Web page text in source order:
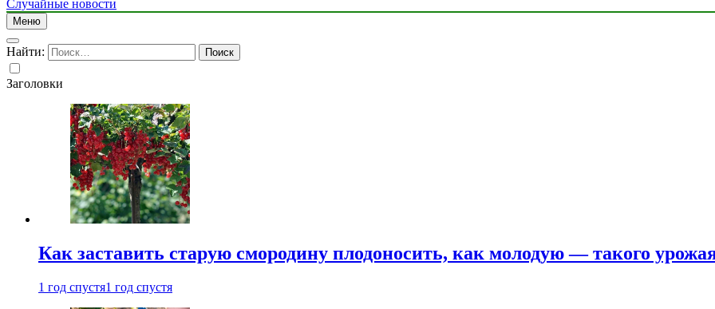
Случайные новости
Меню
Найти:
Заголовки
Как заставить старую смородину плодоносить, как молодую — такого
1 год спустя1 год спустя